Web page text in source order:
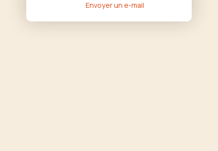
Envoyer un e-mail